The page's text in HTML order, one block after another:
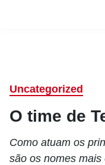
Uncategorized
O time de
Como atuam os
são os nomes